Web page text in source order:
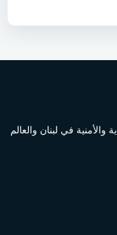
والأمنية في لبنان والعالم